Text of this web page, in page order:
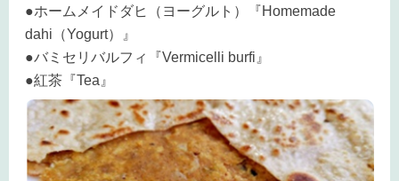
●ホームメイドダヒ（ヨーグルト）『Homemade
dahi（Yogurt）』
●バミセリバルフィ『Vermicelli burfi』
●紅茶『Tea』